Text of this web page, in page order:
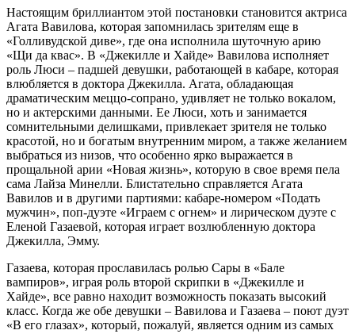
Настоящим бриллиантом этой постановки становится актриса
Агата Вавилова, которая запомнилась зрителям еще в
«Голливудской диве», где она исполнила шуточную арию
«Щи да квас». В «Джекилле и Хайде» Вавилова исполняет
роль Люси – падшей девушки, работающей в кабаре, которая
влюбляется в доктора Джекилла. Агата, обладающая
драматическим меццо-сопрано, удивляет не только вокалом,
но и актерскими данными. Ее Люси, хоть и занимается
сомнительными делишками, привлекает зрителя не только
красотой, но и богатым внутренним миром, а также желанием
выбраться из низов, что особенно ярко выражается в
прощальной арии «Новая жизнь», которую в свое время пела
сама Лайза Минелли. Блистательно справляется Агата
Вавилов и в другими партиями: кабаре-номером «Подать
мужчин», поп-дуэте «Играем с огнем» и лирическом дуэте с
Еленой Газаевой, которая играет возлюбленную доктора
Джекилла, Эмму.
Газаева, которая прославилась ролью Сары в «Бале
вампиров», играя роль второй скрипки в «Джекилле и
Хайде», все равно находит возможность показать высокий
класс. Когда же обе девушки – Вавилова и Газаева – поют дуэт
«В его глазах», который, пожалуй, является одним из самых